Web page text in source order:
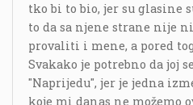
tko bi to bio, jer su glasine
to da sa njene strane nije
provaliti i mene, a pored
Svakako je potrebno da joj
"Naprijedu", jer je jedna
koje mi danas ne možemo